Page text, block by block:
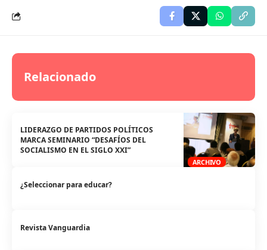
Relacionado
ARCHIVO
LIDERAZGO DE PARTIDOS POLÍTICOS
MARCA SEMINARIO “DESAFÍOS DEL
SOCIALISMO EN EL SIGLO XXI”
¿Seleccionar para educar?
Revista Vanguardia